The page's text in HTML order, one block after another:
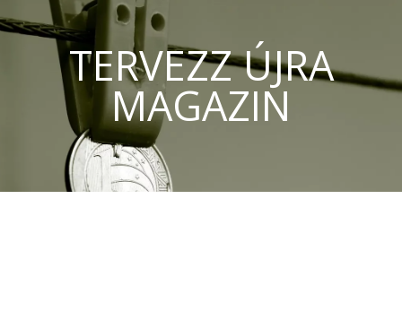
TERVEZZ ÚJRA
MAGAZIN